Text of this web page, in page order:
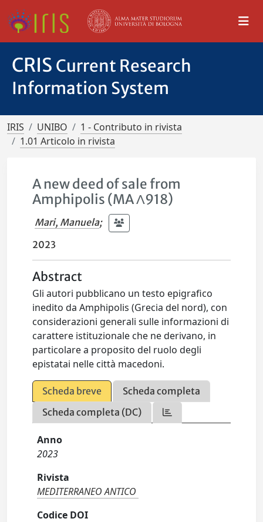
CRIS Current Research
Information System
IRIS UNIBO
1 - Contributo in rivista
1.01 Articolo in rivista
A new deed of sale from
Amphipolis (MA Λ918)
Mari, Manuela;
2023
Abstract
Gli autori pubblicano un testo epigrafico
inedito da Amphipolis (Grecia del nord), con
considerazioni generali sulle informazioni di
carattere istituzionale che ne derivano, in
particolare a proposito del ruolo degli
epistatai nelle città macedoni.
Scheda breve
Scheda completa
Scheda completa (DC)
Anno
2023
Rivista
MEDITERRANEO ANTICO
Codice DOI